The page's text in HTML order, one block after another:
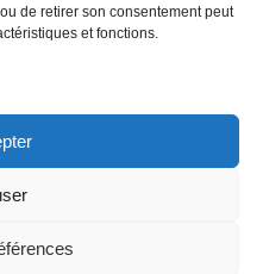
de retirer son consentement peut
et fonctions.